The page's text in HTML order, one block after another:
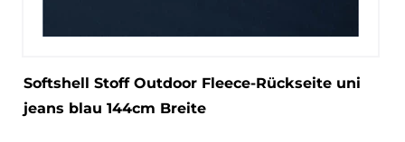
Softshell Stoff Outdoor Fleece-Rückseite uni
jeans blau 144cm Breite